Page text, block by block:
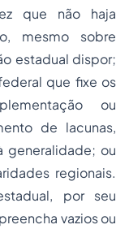
que não haja
mesmo sobre
estadual dispor;
que fixe os
ou
de lacunas,
generalidade; ou
regionais.
por seu
vazios ou